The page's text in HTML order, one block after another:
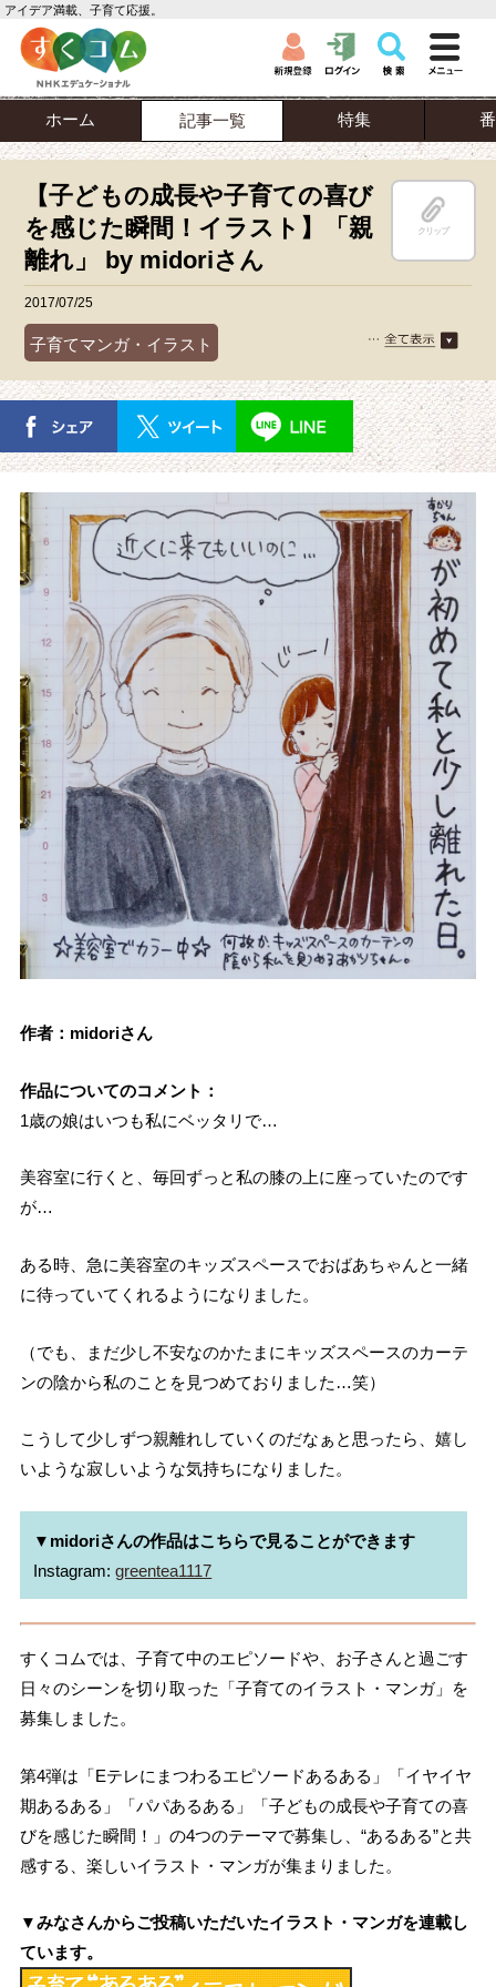
アイデア満載、子育て応援。
ホーム 記事一覧 特集
【子どもの成長や子育ての喜び
を感じた瞬間！イラスト】「親
離れ」 by midoriさん
クリップ
2017/07/25
子育てマンガ・イラスト
作者：midoriさん
作品についてのコメント：
1歳の娘はいつも私にベッタリで…
美容室に行くと、毎回ずっと私の膝の上に座っていたのです
が…
ある時、急に美容室のキッズスペースでおばあちゃんと一緒
に待っていてくれるようになりました。
（でも、まだ少し不安なのかたまにキッズスペースのカーテ
ンの陰から私のことを見つめておりました…笑）
こうして少しずつ親離れしていくのだなぁと思ったら、嬉し
いような寂しいような気持ちになりました。
▼midoriさんの作品はこちらで見ることができます
Instagram: greentea1117
すくコムでは、子育て中のエピソードや、お子さんと過ごす
日々のシーンを切り取った「子育てのイラスト・マンガ」を
募集しました。
第4弾は「Eテレにまつわるエピソードあるある」「イヤイヤ
期あるある」「パパあるある」「子どもの成長や子育ての喜
びを感じた瞬間！」の4つのテーマで募集し、“あるある”と共
感する、楽しいイラスト・マンガが集まりました。
▼みなさんからご投稿いただいたイラスト・マンガを連載し
ています。